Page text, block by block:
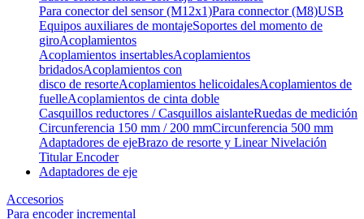
Para conector del sensor (M12x1)Para connector (M8)USB
Equipos auxiliares de montajeSoportes del momento de
giroAcoplamientos
Acoplamientos insertablesAcoplamientos
bridadosAcoplamientos con
disco de resorteAcoplamientos helicoidalesAcoplamientos de
fuelleAcoplamientos de cinta doble
Casquillos reductores / Casquillos aislanteRuedas de medición
Circunferencia 150 mm / 200 mmCircunferencia 500 mm
Adaptadores de ejeBrazo de resorte y Linear Nivelación
Titular Encoder
Adaptadores de eje
Accesorios
Para encoder incremental